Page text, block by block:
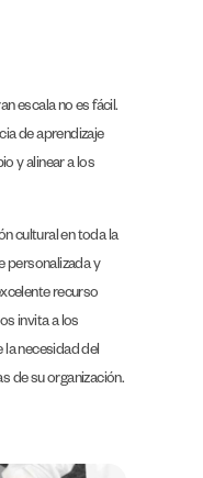
escala no es fácil.
de aprendizaje
y alinear a los
cultural en toda la
personalizada y
recurso
invita a los
necesidad del
de su organización.